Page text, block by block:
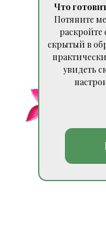
Что
Потяните
скрытый в
увидеть